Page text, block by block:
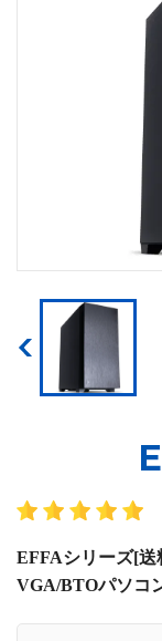
EFFAシリーズ[送
VGA/BTOパソコ